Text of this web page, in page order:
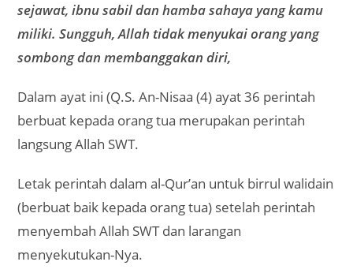
sejawat, ibnu sabil dan hamba sahaya yang kamu
miliki. Sungguh, Allah tidak menyukai orang yang
sombong dan membanggakan diri,
Dalam ayat ini (Q.S. An-Nisaa (4) ayat 36 perintah
berbuat kepada orang tua merupakan perintah
langsung Allah SWT.
Letak perintah dalam al-Qur’an untuk birrul walidain
(berbuat baik kepada orang tua) setelah perintah
menyembah Allah SWT dan larangan
menyekutukan-Nya.